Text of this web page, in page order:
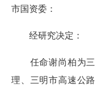
市国资委：
经研究决定：
任命谢尚柏为三
理、三明市高速公